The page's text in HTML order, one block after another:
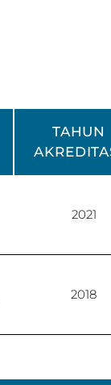
TAHUN
2021
2018